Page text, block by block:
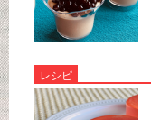
レシピ